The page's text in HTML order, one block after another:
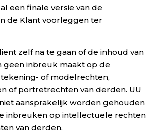
een finale versie van de
de Klant voorleggen ter
zelf na te gaan of de inhoud van
geen inbreuk maakt op de
of modelrechten,
of portretrechten van derden. UU
aansprakelijk worden gehouden
inbreuken op intellectuele rechten
van derden.